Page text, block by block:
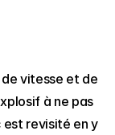
vitesse et de
à ne pas
est revisité en y